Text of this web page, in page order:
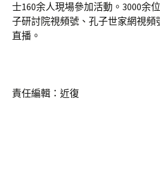
士160余人現場參加活動。3000余
子研討院視頻號、孔子世家網視頻
直播。
責任編輯：近復